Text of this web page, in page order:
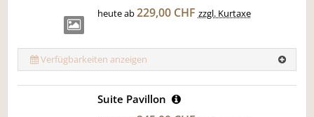
heute ab229,00 CHF zzgl. Kurtaxe
Verfügbarkeiten anzeigen
Suite Pavillon